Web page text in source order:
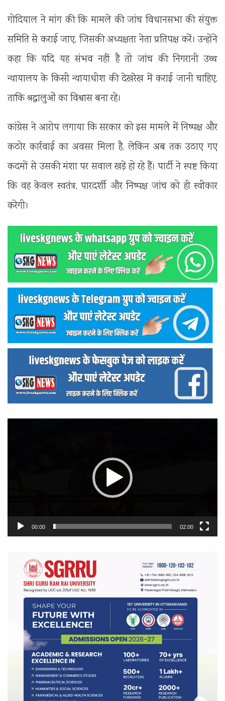
गोदियाल ने मांग की कि मामले की जांच विधानसभा की संयुक्त
समिति से कराई जाए, जिसकी अध्यक्षता नेता प्रतिपक्ष करें। उन्होंने
कहा कि यदि यह संभव नहीं है तो जांच की निगरानी उच्च
न्यायालय के किसी न्यायाधीश की देखरेख में कराई जानी चाहिए,
ताकि श्रद्धालुओं का विश्वास बना रहे।
कांग्रेस ने आरोप लगाया कि सरकार को इस मामले में निष्पक्ष और
कठोर कार्रवाई का अवसर मिला है, लेकिन अब तक उठाए गए
कदमों से उसकी मंशा पर सवाल खड़े हो रहे हैं। पार्टी ने स्पष्ट किया
कि वह केवल स्वतंत्र, पारदर्शी और निष्पक्ष जांच को ही स्वीकार
करेगी।
00:00 02:00